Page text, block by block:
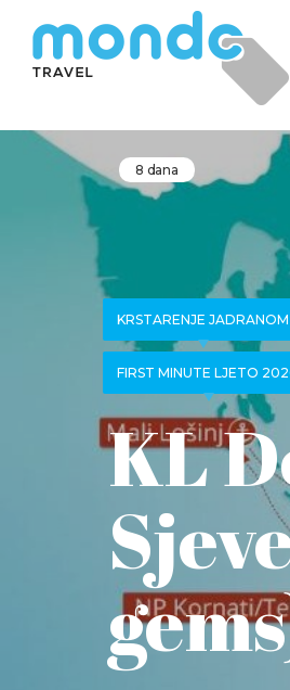
8 dana
KRSTARENJE JADRANOM
FIRST MINUTE LJETO
KL